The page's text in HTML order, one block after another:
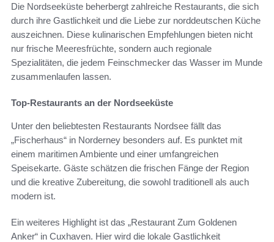
Die Nordseeküste beherbergt zahlreiche Restaurants, die sich
durch ihre Gastlichkeit und die Liebe zur norddeutschen Küche
auszeichnen. Diese kulinarischen Empfehlungen bieten nicht
nur frische Meeresfrüchte, sondern auch regionale
Spezialitäten, die jedem Feinschmecker das Wasser im Munde
zusammenlaufen lassen.
Top-Restaurants an der Nordseeküste
Unter den beliebtesten Restaurants Nordsee fällt das
„Fischerhaus“ in Norderney besonders auf. Es punktet mit
einem maritimen Ambiente und einer umfangreichen
Speisekarte. Gäste schätzen die frischen Fänge der Region
und die kreative Zubereitung, die sowohl traditionell als auch
modern ist.
Ein weiteres Highlight ist das „Restaurant Zum Goldenen
Anker“ in Cuxhaven. Hier wird die lokale Gastlichkeit